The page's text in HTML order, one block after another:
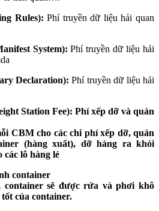
Rules): Phí truyền dữ liệu hải quan
System): Phí truyền dữ liệu hải
Declaration): Phí truyền dữ liệu hải
Station Fee): Phí xếp dỡ và quản
CBM cho các chi phí xếp dỡ, quản
(hàng xuất), dỡ hàng ra khỏi
các lô hàng lẻ
container
container sẽ được rửa và phơi khô
của container.